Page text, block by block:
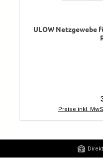
ULOW Netzgewebe
Preise inkl.